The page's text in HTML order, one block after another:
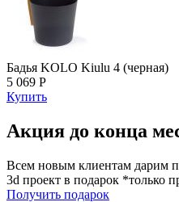
Бадья KOLO Kiulu 4 (черная)
5 069 Р
Купить
Акция до конца
Всем новым клиентам дарим
3d проект в подарок *только
Получить подарок